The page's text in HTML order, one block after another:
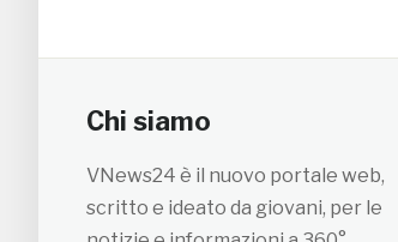
Chi siamo
VNews24 è il nuovo portale web,
scritto e ideato da giovani, per le